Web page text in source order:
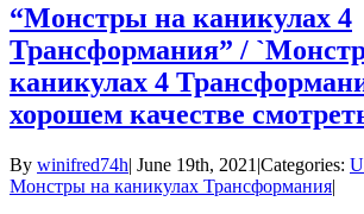
“Монстры на каникулах 4
Трансформания” /
каникулах 4
хорошем качестве
By winifred74h| June 19th, 2021 |Categories:
Монстры на каникулах Трансформания|